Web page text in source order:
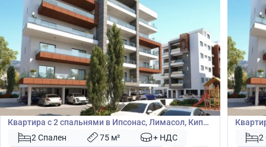
€280 000
Квартира
Квартира с 2 спальнями в Ипсонас, Лимасол, Кипр
№ 427862 Спален 75 м² + НДС
€280
№
2